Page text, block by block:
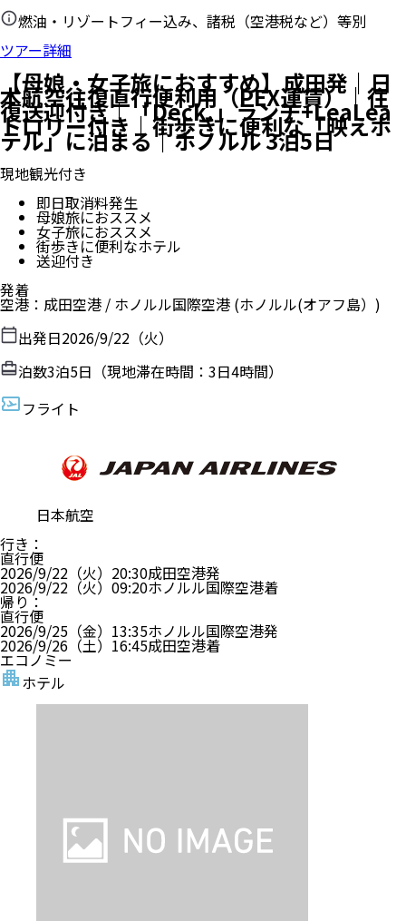
燃油・リゾートフィー込み、諸税（空港税など）等別
ツアー詳細
【母娘・女子旅におすすめ】成田発｜日
本航空往復直行便利用（PEX運賃）｜往
復送迎付き｜「Deck.」ランチ+LeaLea
トロリー付き｜街歩きに便利な「映えホ
テル」に泊まる｜ホノルル 3泊5日
現地観光付き
即日取消料発生
母娘旅におススメ
女子旅におススメ
街歩きに便利なホテル
送迎付き
発着
空港 ： 成田空港 / ホノルル国際空港 (ホノルル(オアフ島）)
出発日2026/9/22（火）
泊数3泊5日（現地滞在時間： 3日4時間）
フライト
日本航空
行き ：
直行便
2026/9/22（火） 20:30成田空港発
2026/9/22（火） 09:20ホノルル国際空港着
帰り ：
直行便
2026/9/25（金） 13:35ホノルル国際空港発
2026/9/26（土） 16:45成田空港着
エコノミー
ホテル